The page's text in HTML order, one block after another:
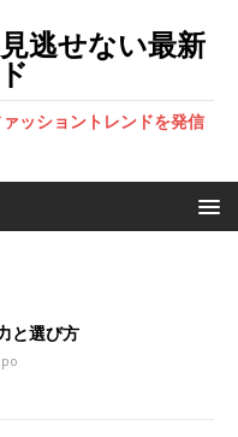
逃せない最新
ッショントレンドを発信
と選び方